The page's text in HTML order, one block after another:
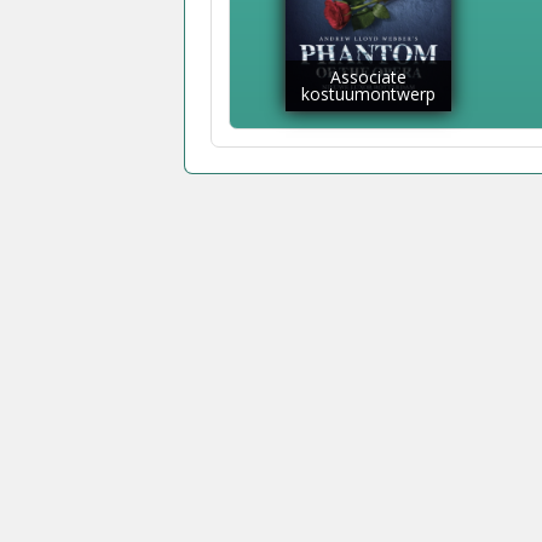
Associate
kostuumontwerp